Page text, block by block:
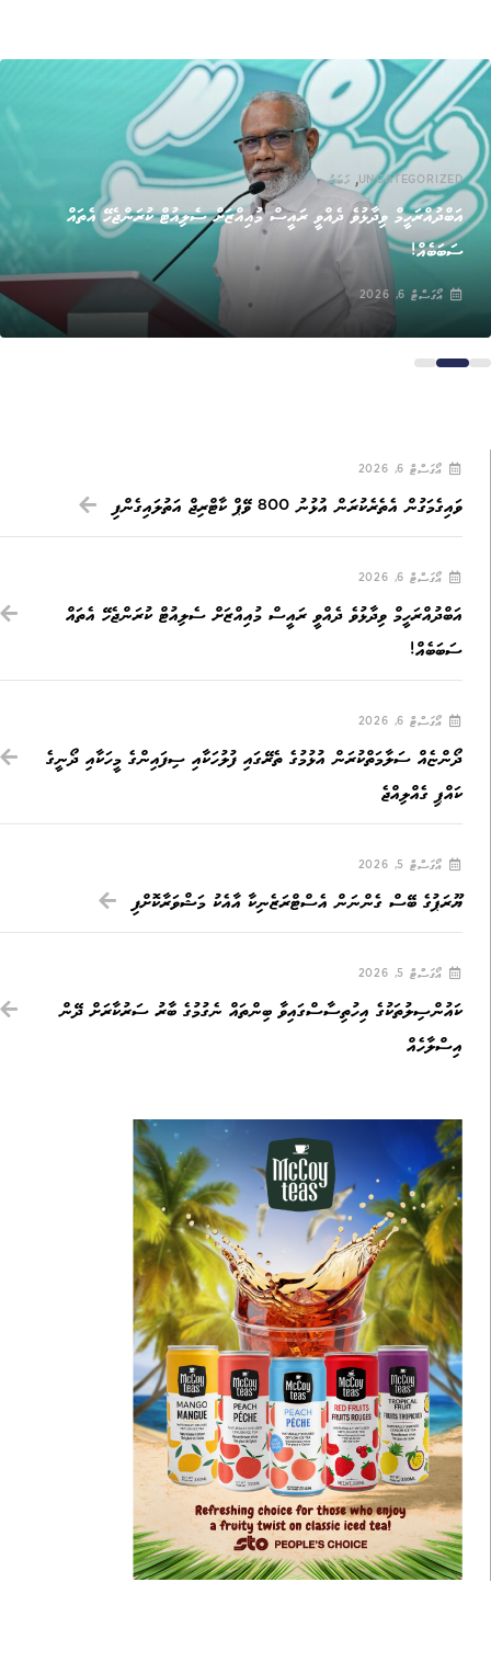
UNCATEGORIZED
,ޚަބަރު
އަބްދުއްރަހީމް ވިދާޅުވެ ދެއްވީ ރައީސް މުއިއްޒަށް ސެލިއުޓް ކުރަންޖެހޭ އެތައް
ސަބަބެއް!
އޯގަސްޓް 6, 2026
އޯގަސްޓް 6, 2026
ވައިގެމަގުން އެތެރެކުރަން އުޅުނު 800 ވޭޕް ކާޓްރިޖް އަތުލައިގެންފި
އޯގަސްޓް 6, 2026
އަބްދުއްރަހީމް ވިދާޅުވެ ދެއްވީ ރައީސް މުއިއްޒަށް ސެލިއުޓް ކުރަންޖެހޭ އެތައް
ސަބަބެއް!
އޯގަސްޓް 6, 2026
ދޯންޏެއް ސަލާމަތްކުރަން އުޅުމުގެ ތެރޭގައި ފުލުހަކާއި ސިފައިންގެ މީހަކާއި ދޯނީގެ
ކައްޕި ގެއްލިއްޖެ
އޯގަސްޓް 5, 2026
ޔޫރަޕުގެ ބޭސް ގެންނަން އެސްޓްރަޒެނިކާ އާއެކު މަޝްވަރާކޮށްފި
އޯގަސްޓް 5, 2026
ކައުންސިލުތަކުގެ އިހުތިސާސްގައިވާ ބިންތައް ނެގުމުގެ ބާރު ސަރުކާރަށް ދޭން
އިސްލާހެއް